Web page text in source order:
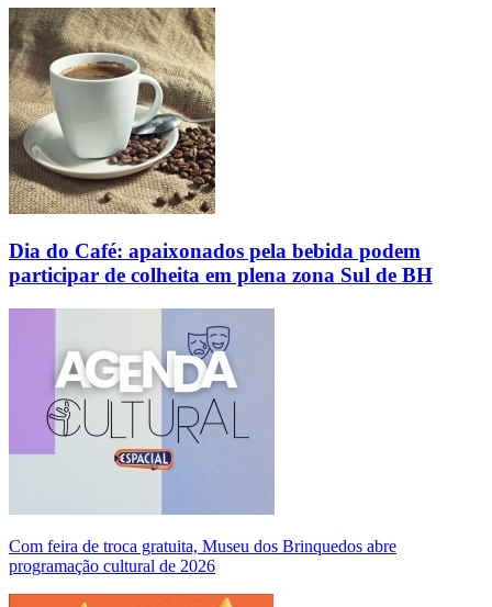
Dia do Café: apaixonados pela bebida podem
participar de colheita em plena zona Sul de BH
Com feira de troca gratuita, Museu dos Brinquedos abre
programação cultural de 2026